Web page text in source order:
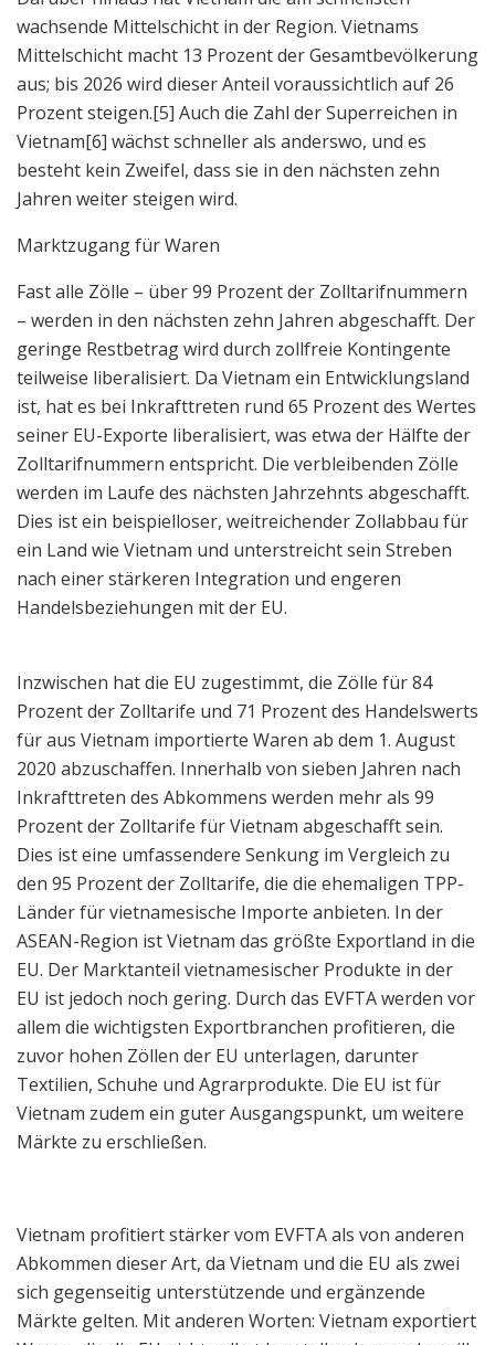
wachsende Mittelschicht in der Region. Vietnams
Mittelschicht macht 13 Prozent der Gesamtbevölkerung
aus; bis 2026 wird dieser Anteil voraussichtlich auf 26
Prozent steigen.[5] Auch die Zahl der Superreichen in
Vietnam[6] wächst schneller als anderswo, und es
besteht kein Zweifel, dass sie in den nächsten zehn
Jahren weiter steigen wird.
Marktzugang für Waren
Fast alle Zölle – über 99 Prozent der Zolltarifnummern
– werden in den nächsten zehn Jahren abgeschafft. Der
geringe Restbetrag wird durch zollfreie Kontingente
teilweise liberalisiert. Da Vietnam ein Entwicklungsland
ist, hat es bei Inkrafttreten rund 65 Prozent des Wertes
seiner EU-Exporte liberalisiert, was etwa der Hälfte der
Zolltarifnummern entspricht. Die verbleibenden Zölle
werden im Laufe des nächsten Jahrzehnts abgeschafft.
Dies ist ein beispielloser, weitreichender Zollabbau für
ein Land wie Vietnam und unterstreicht sein Streben
nach einer stärkeren Integration und engeren
Handelsbeziehungen mit der EU.
Inzwischen hat die EU zugestimmt, die Zölle für 84
Prozent der Zolltarife und 71 Prozent des Handelswerts
für aus Vietnam importierte Waren ab dem 1. August
2020 abzuschaffen. Innerhalb von sieben Jahren nach
Inkrafttreten des Abkommens werden mehr als 99
Prozent der Zolltarife für Vietnam abgeschafft sein.
Dies ist eine umfassendere Senkung im Vergleich zu
den 95 Prozent der Zolltarife, die die ehemaligen TPP-
Länder für vietnamesische Importe anbieten. In der
ASEAN-Region ist Vietnam das größte Exportland in die
EU. Der Marktanteil vietnamesischer Produkte in der
EU ist jedoch noch gering. Durch das EVFTA werden vor
allem die wichtigsten Exportbranchen profitieren, die
zuvor hohen Zöllen der EU unterlagen, darunter
Textilien, Schuhe und Agrarprodukte. Die EU ist für
Vietnam zudem ein guter Ausgangspunkt, um weitere
Märkte zu erschließen.
Vietnam profitiert stärker vom EVFTA als von anderen
Abkommen dieser Art, da Vietnam und die EU als zwei
sich gegenseitig unterstützende und ergänzende
Märkte gelten. Mit anderen Worten: Vietnam exportiert